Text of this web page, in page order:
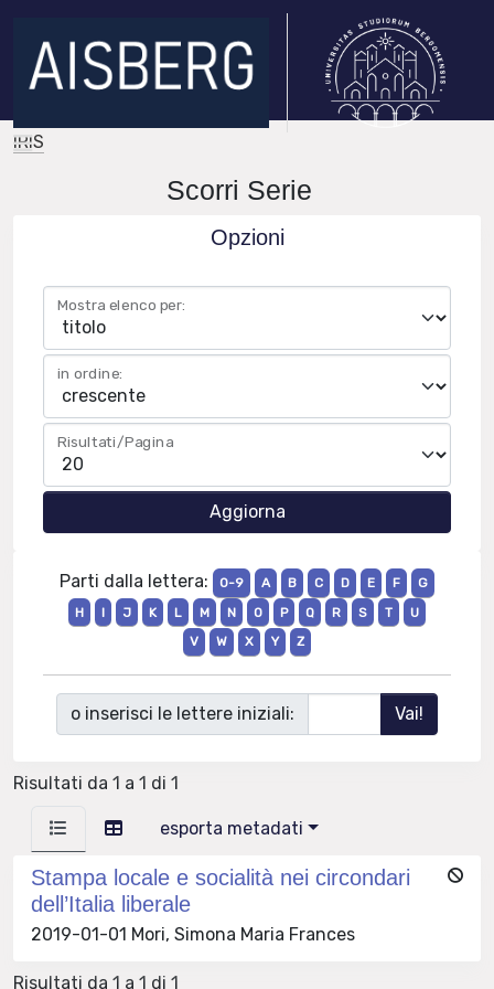
IRIS
Scorri Serie
Opzioni
Mostra elenco per:
in ordine:
Risultati/Pagina
Parti dalla lettera: 0-9 A B C D E F
G
H
I J K L M N O P Q R S T
U
V
W X Y Z
o inserisci le lettere iniziali:
Risultati da 1 a 1 di 1
esporta metadati
Stampa locale e socialità nei circondari
dell’Italia liberale
2019-01-01 Mori, Simona Maria Frances
Risultati da 1 a 1 di 1